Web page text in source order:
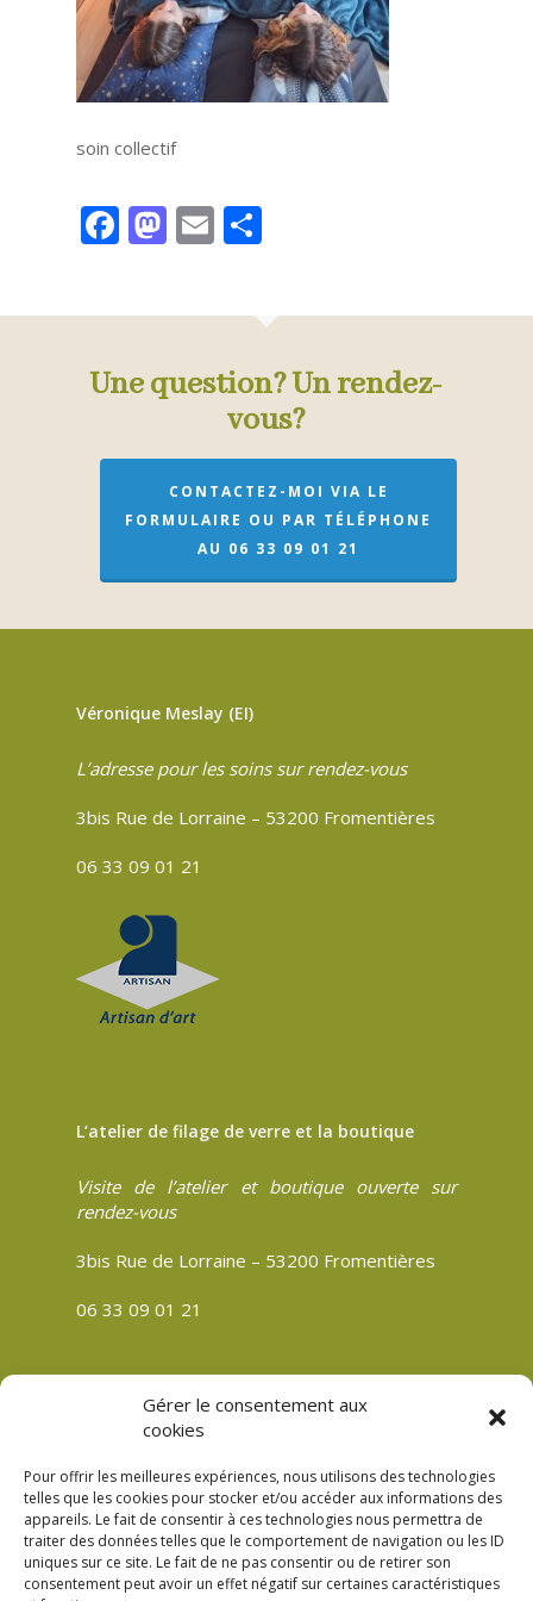
Gérer le consentement aux
cookies
Pour offrir les meilleures expériences, nous utilisons des technologies
telles que les cookies pour stocker et/ou accéder aux informations des
appareils. Le fait de consentir à ces technologies nous permettra de
traiter des données telles que le comportement de navigation ou les ID
uniques sur ce site. Le fait de ne pas consentir ou de retirer son
consentement peut avoir un effet négatif sur certaines caractéristiques
soin collectif
Facebook
Mastodon
Email
Une question? Un rendez-
vous?
CONTACTEZ-MOI VIA LE
FORMULAIRE OU PAR TÉLÉPHONE
AU 06 33 09 01 21
Véronique Meslay (EI)
L’adresse pour les soins sur rendez-vous
3bis Rue de Lorraine – 53200 Fromentières
06 33 09 01 21
L’atelier de filage de verre et la boutique
Visite de l’atelier et boutique ouverte sur
rendez-vous
3bis Rue de Lorraine – 53200 Fromentières
06 33 09 01 21
Mentions légales
Plan du site
Politique de cookies (UE)